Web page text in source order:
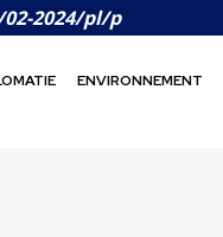
02-2024/pl/p
ENVIRONNEMENT